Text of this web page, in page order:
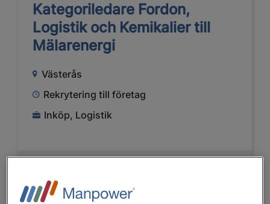
Kategoriledare Fordon,
Logistik och Kemikalier till
Mälarenergi
Västerås
Rekrytering till företag
Inköp, Logistik